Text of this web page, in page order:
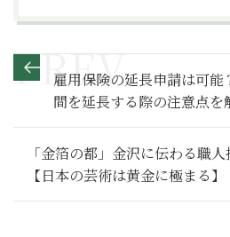
雇用保険の延長申請は可
間を延長する際の注意点
ナー】
「金箔の都」金沢に伝わる職
【日本の芸術は黄金に極まる】